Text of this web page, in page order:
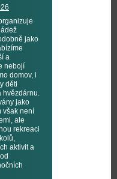
jako
a
nebojí
domov, i
děti
hvězdárnu.
jako
však není
ale
rekreaci
aktivit a